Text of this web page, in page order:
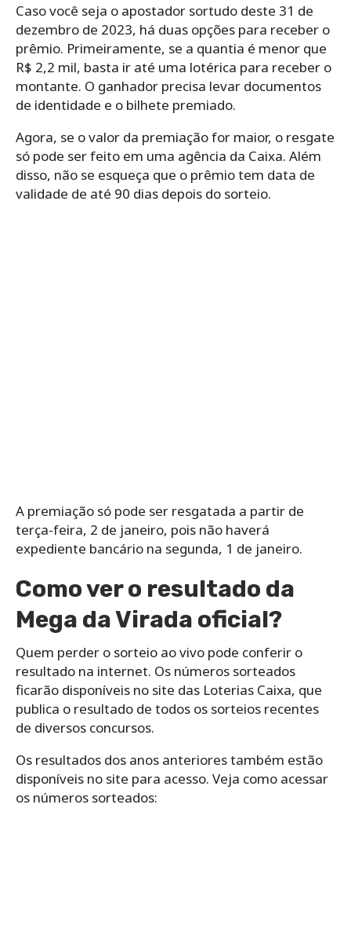
Caso você seja o apostador sortudo deste 31 de
dezembro de 2023, há duas opções para receber o
prêmio. Primeiramente, se a quantia é menor que
R$ 2,2 mil, basta ir até uma lotérica para receber o
montante. O ganhador precisa levar documentos
de identidade e o bilhete premiado.
Agora, se o valor da premiação for maior, o resgate
só pode ser feito em uma agência da Caixa. Além
disso, não se esqueça que o prêmio tem data de
validade de até 90 dias depois do sorteio.
A premiação só pode ser resgatada a partir de
terça-feira, 2 de janeiro, pois não haverá
expediente bancário na segunda, 1 de janeiro.
Como ver o resultado da
Mega da Virada oficial?
Quem perder o sorteio ao vivo pode conferir o
resultado na internet. Os números sorteados
ficarão disponíveis no site das Loterias Caixa, que
publica o resultado de todos os sorteios recentes
de diversos concursos.
Os resultados dos anos anteriores também estão
disponíveis no site para acesso. Veja como acessar
os números sorteados: